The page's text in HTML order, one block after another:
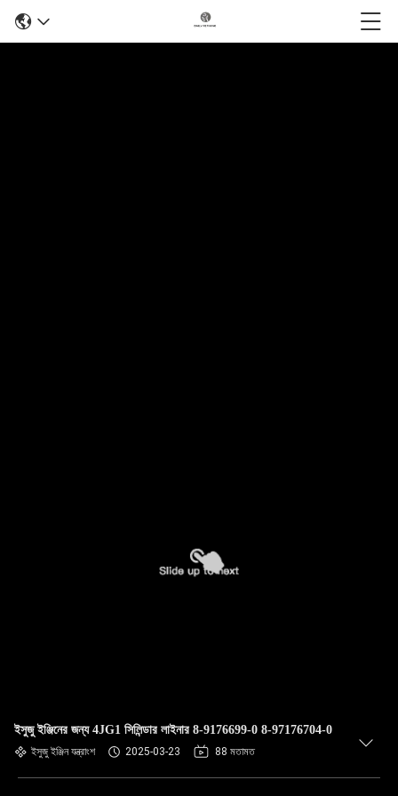
ইসুজু ইঞ্জিনের জন্য 4JG1 সিলিন্ডার লাইনার 8-9176699-0 8-97176704-0
ইসুজু ইঞ্জিন যন্ত্রাংশ 2025-03-23 88 মতামত